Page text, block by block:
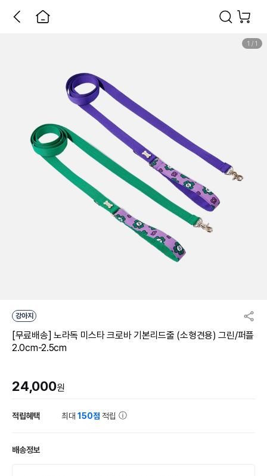
1 / 1
강아지
[무료배송] 노라독 미스타 크로바 기본리드줄 (소형견용) 그린/퍼플
2.0cm-2.5cm
24,000원
적립혜택 최대150점 적립
배송정보